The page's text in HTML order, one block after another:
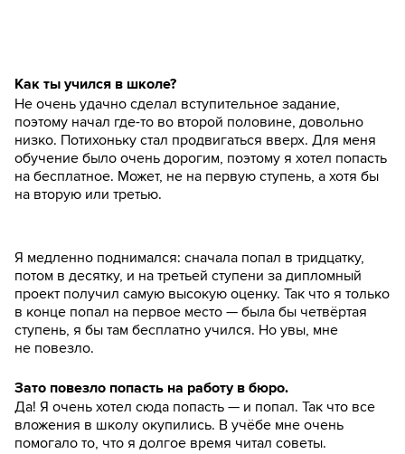
Как ты учился в школе?
Не очень удачно сделал вступительное задание,
поэтому начал где-то во второй половине, довольно
низко. Потихоньку стал продвигаться вверх. Для меня
обучение было очень дорогим, поэтому я хотел попасть
на бесплатное. Может, не на первую ступень, а хотя бы
на вторую или третью.
Я медленно поднимался: сначала попал в тридцатку,
потом в десятку, и на третьей ступени за дипломный
проект получил самую высокую оценку. Так что я только
в конце попал на первое место — была бы четвёртая
ступень, я бы там бесплатно учился. Но увы, мне
не повезло.
Зато повезло попасть на работу в бюро.
Да! Я очень хотел сюда попасть — и попал. Так что все
вложения в школу окупились. В учёбе мне очень
помогало то, что я долгое время читал советы.